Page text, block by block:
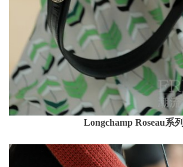
Longchamp Roseau系列